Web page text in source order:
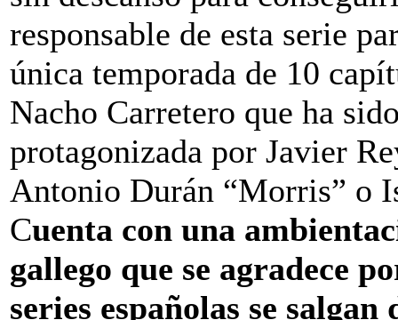
responsable de esta serie
única temporada de 10
Nacho Carretero que ha
protagonizada por Javier
Antonio Durán “Morris” o
Cuenta con una
gallego que se agradece
series españolas se